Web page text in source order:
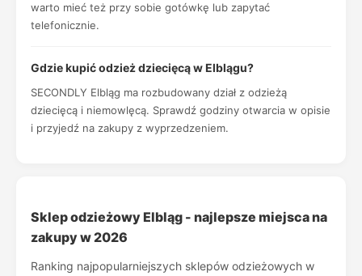
warto mieć też przy sobie gotówkę lub zapytać
telefonicznie.
Gdzie kupić odzież dziecięcą w Elblągu?
SECONDLY Elbląg ma rozbudowany dział z odzieżą
dziecięcą i niemowlęcą. Sprawdź godziny otwarcia w opisie
i przyjedź na zakupy z wyprzedzeniem.
Sklep odzieżowy Elbląg - najlepsze miejsca na
zakupy w 2026
Ranking najpopularniejszych sklepów odzieżowych w